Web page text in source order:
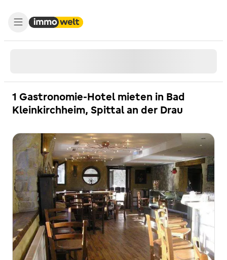
1 Gastronomie-Hotel mieten in Bad
Kleinkirchheim, Spittal an der Drau